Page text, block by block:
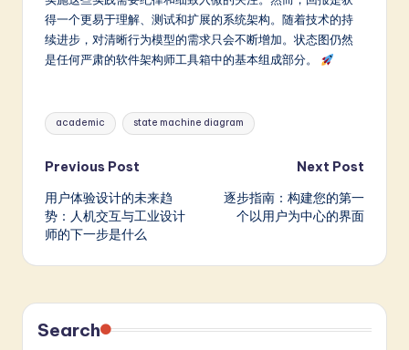
得一个更易于理解、测试和扩展的系统架构。随着技术的持
续进步，对清晰行为模型的需求只会不断增加。状态图仍然
是任何严肃的软件架构师工具箱中的基本组成部分。
Tags:
academic state machine diagram
Post
navigation
Previous Post
用户体验设计的未来趋
势：人机交互与工业设计
师的下一步是什么
Next Post
逐步指南：构建您的第一
个以用户为中心的界面
Search